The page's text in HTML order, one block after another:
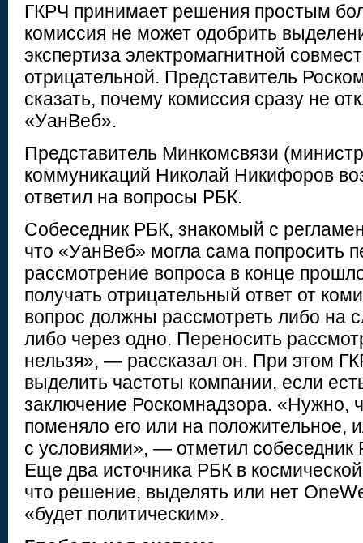
ГКРЧ принимает решения простым
комиссия не может одобрить
экспертиза электромагнитной
отрицательной. Представитель
сказать, почему комиссия сразу не
«УанВеб».
Представитель Минкомсвязи
коммуникаций Николай Никифоров
ответил на вопросы РБК.
Собеседник РБК, знакомый с
что «УанВеб» могла сама попросить
рассмотрение вопроса в конце
получать отрицательный ответ от
вопрос должны рассмотреть либо на
либо через одно. Переносить
нельзя», — рассказал он. При этом
выделить частоты компании, если
заключение Роскомнадзора. «Нужно,
поменяло его или на положительное,
с условиями», — отметил собеседник
Еще два источника РБК в
что решение, выделять или нет
«будет политическим».